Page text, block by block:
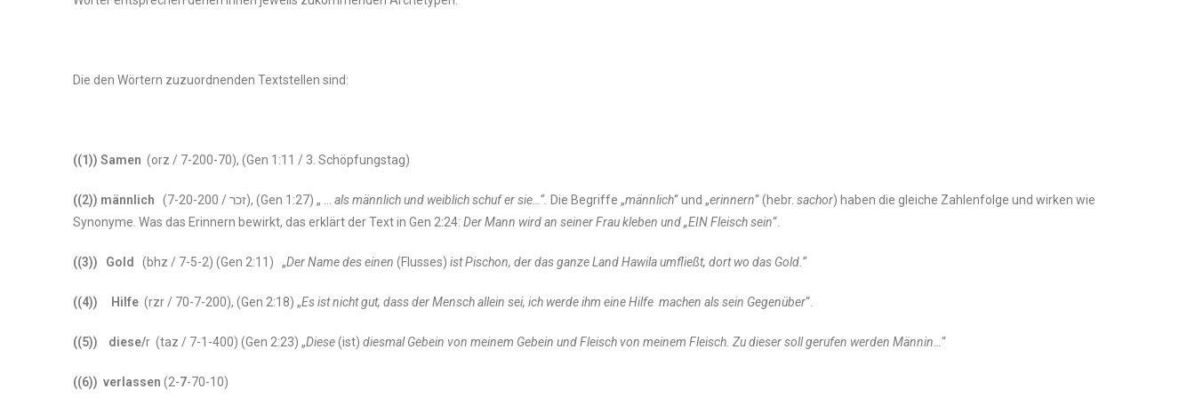
Die den Wörtern zuzuordnenden Textstellen sind:
((1)) Samen (orz / 7-200-70), (Gen 1:11 / 3. Schöpfungstag)
((2)) männlich (זכר / 7-20-200), (Gen 1:27) „ … als männlichund weiblich schuf er sie…“. Die Begriffe „männlich“ und „erinnern“ (hebr. sachor) haben die gleiche Zahlenfolge und wirken wie
Synonyme. Was das Erinnern bewirkt, das erklärt der Text in Gen 2:24: Der Mann wird an seiner Frau kleben und „EIN Fleisch sein“.
((3)) Gold (bhz / 7-5-2) (Gen 2:11) „Der Name des einen (Flusses) ist Pischon, der das ganze Land Hawila umfließt, dort wo das Gold.“
((4)) Hilfe (rzr / 70-7-200), (Gen 2:18) „Es ist nicht gut, dass der Mensch allein sei, ich werde ihm eine Hilfe machen als sein Gegenüber“.
((5)) diese/r (taz / 7-1-400) (Gen 2:23) „Diese(ist) diesmal Gebein von meinem Gebein und Fleisch von meinem Fleisch. Zu dieser soll gerufen werden Männin… “
((6)) verlassen (2-7-70-10)